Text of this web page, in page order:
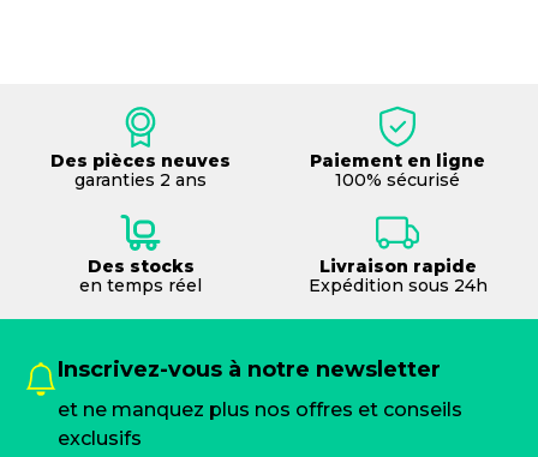
Des pièces neuves
garanties 2 ans
Paiement en ligne
100% sécurisé
Des stocks
en temps réel
Livraison rapide
Expédition sous 24h
Inscrivez-vous à notre newsletter
et ne manquez plus nos offres et conseils
exclusifs